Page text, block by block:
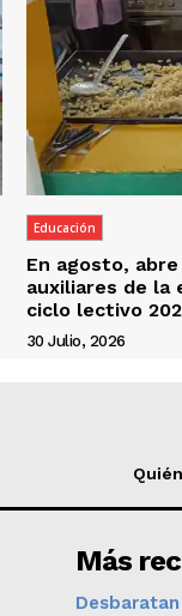
Educación
En agosto,
auxiliares de la
ciclo lectivo
30 Julio, 2026
Más